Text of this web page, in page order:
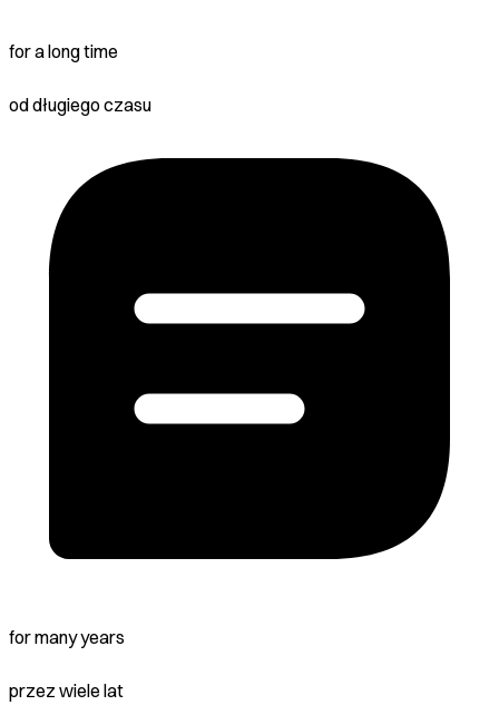
for a long time
od długiego czasu
for many years
przez wiele lat